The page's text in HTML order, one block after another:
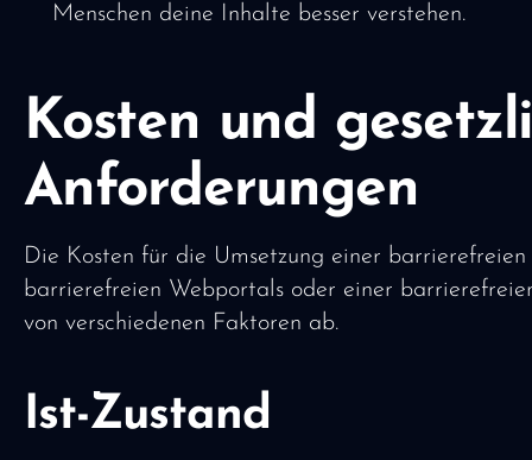
Menschen deine Inhalte besser verstehen.
Kosten und
Anforderungen
Die Kosten für die Umsetzung einer barrierefreien
barrierefreien Webportals oder einer
von verschiedenen Faktoren ab.
Ist-Zustand